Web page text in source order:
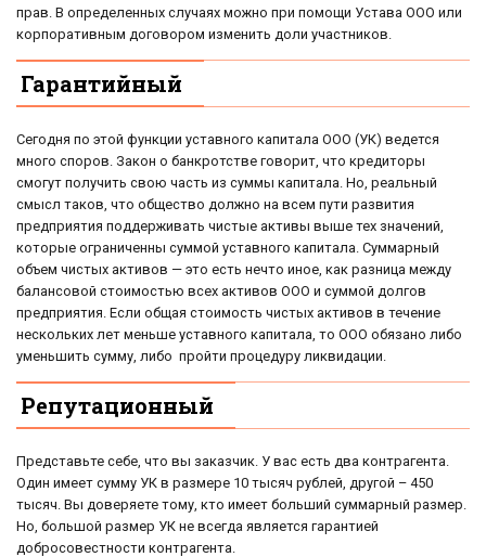
прав. В определенных случаях можно при помощи Устава ООО или
корпоративным договором изменить доли участников.
Гарантийный
Сегодня по этой функции уставного капитала ООО (УК) ведется
много споров. Закон о банкротстве говорит, что кредиторы
смогут получить свою часть из суммы капитала. Но, реальный
смысл таков, что общество должно на всем пути развития
предприятия поддерживать чистые активы выше тех значений,
которые ограниченны суммой уставного капитала. Суммарный
объем чистых активов — это есть нечто иное, как разница между
балансовой стоимостью всех активов ООО и суммой долгов
предприятия. Если общая стоимость чистых активов в течение
нескольких лет меньше уставного капитала, то ООО обязано либо
уменьшить сумму, либо пройти процедуру ликвидации.
Репутационный
Представьте себе, что вы заказчик. У вас есть два контрагента.
Один имеет сумму УК в размере 10 тысяч рублей, другой – 450
тысяч. Вы доверяете тому, кто имеет больший суммарный размер.
Но, большой размер УК не всегда является гарантией
добросовестности контрагента.